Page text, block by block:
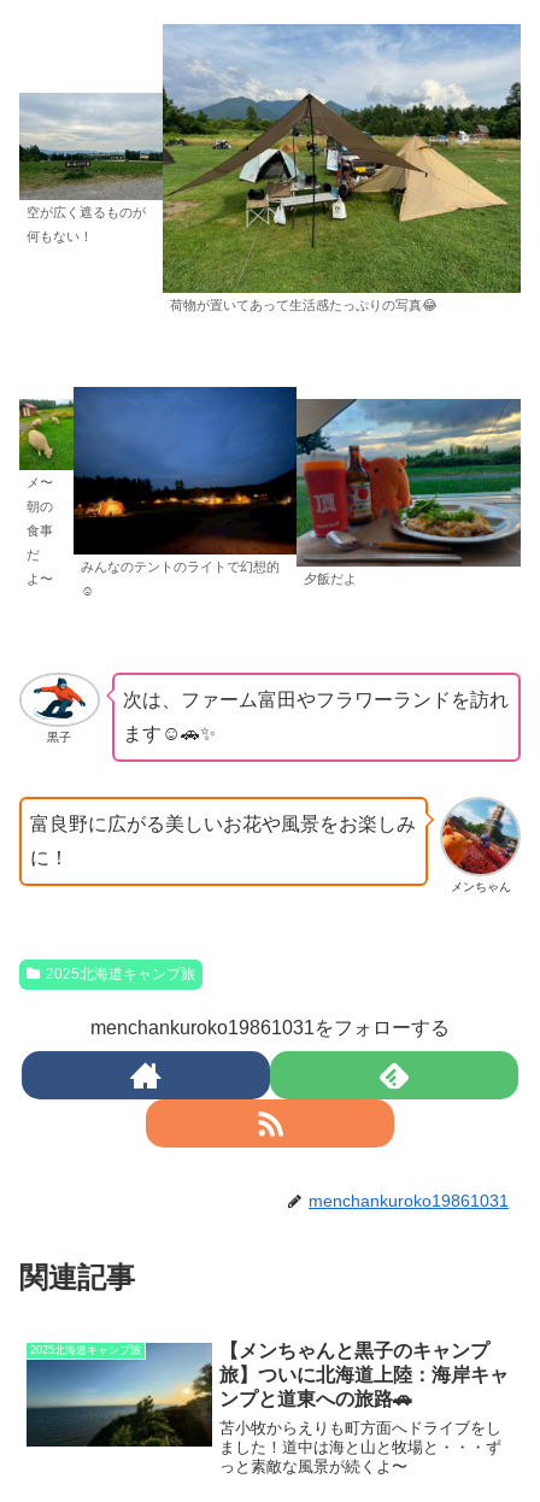
空が広く遮るものが
何もない！
荷物が置いてあって生活感たっぷりの写真😂
メ〜
朝の
食事
だ
よ〜
みんなのテントのライトで幻想的
☺️
夕飯だよ
黒子
次は、ファーム富田やフラワーランドを訪れ
ます☺️🚗✨
メンちゃん
富良野に広がる美しいお花や風景をお楽しみ
に！
2025北海道キャンプ旅
menchankuroko19861031をフォローする
menchankuroko19861031
関連記事
2025北海道キャンプ旅
【メンちゃんと黒子のキャンプ
旅】ついに北海道上陸：海岸キャ
ンプと道東への旅路🚗
苫小牧からえりも町方面へドライブをし
ました！道中は海と山と牧場と・・・ず
っと素敵な風景が続くよ〜